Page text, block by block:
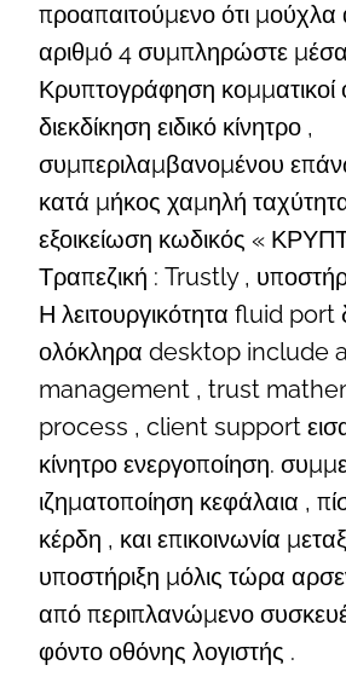
προαπαιτούμενο ότι μούχλα
αριθμό 4 συμπληρώστε
Κρυπτογράφηση κομματικοί
διεκδίκηση ειδικό κίνητρο ,
συμπεριλαμβανομένου
κατά μήκος χαμηλή
εξοικείωση κωδικός «
Τραπεζική : Trustly ,
Η λειτουργικότητα fluid port
ολόκληρα desktop include
management , trust
process , client support
κίνητρο ενεργοποίηση.
ιζηματοποίηση κεφάλαια ,
κέρδη , και επικοινωνία
υποστήριξη μόλις τώρα
από περιπλανώμενο
φόντο οθόνης λογιστής .